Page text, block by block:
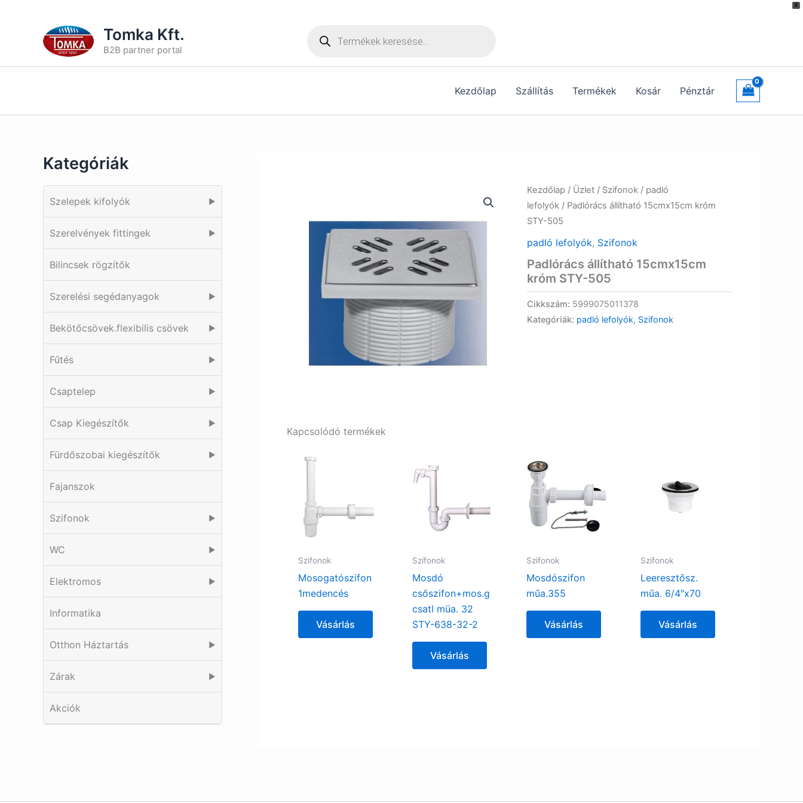
X
Tomka Kft.
B2B partner portal
search
Kezdőlap Szállítás Termékek Kosár Pénztár
Kategóriák
Szelepek kifolyók ▶
Szerelvények fittingek ▶
Bilincsek rögzítők
Szerelési segédanyagok ▶
Bekötőcsövek.flexibilis csövek ▶
Fűtés ▶
Csaptelep ▶
Csap Kiegészítők ▶
Fürdőszobai kiegészítők ▶
Fajanszok
Szifonok ▶
WC ▶
Elektromos ▶
Informatika
Otthon Háztartás ▶
Zárak ▶
Akciók
Kezdőlap / Üzlet/ Szifonok/ padló
lefolyók/ Padlórács állítható 15cmx15cm króm
STY-505
padló lefolyók, Szifonok
Padlórács állítható 15cmx15cm
króm STY-505
Cikkszám: 5999075011378
Kategóriák: padló lefolyók, Szifonok
Kapcsolódó termékek
Szifonok
Mosogatószifon
1medencés
Vásárlás
Szifonok
Mosdó
csőszifon+mos.g
csatl müa. 32
STY-638-32-2
Vásárlás
Szifonok
Mosdószifon
műa.355
Vásárlás
Szifonok
Leeresztősz.
műa. 6/4″x70
Vásárlás